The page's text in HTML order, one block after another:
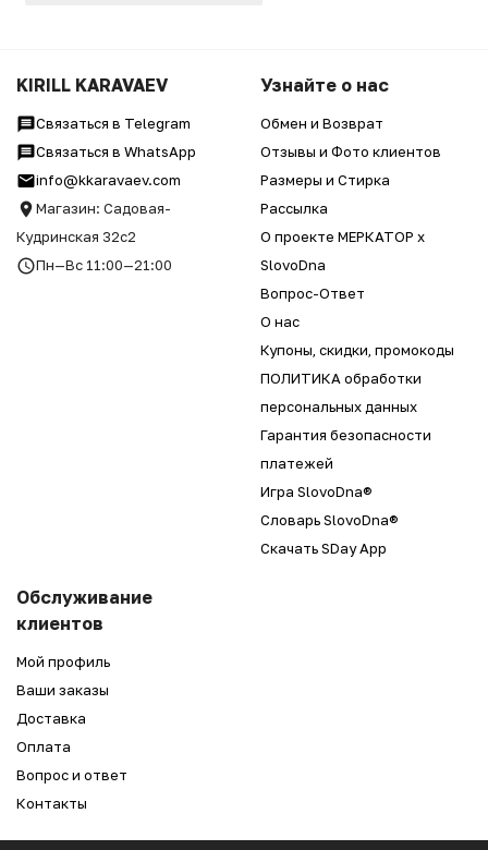
KIRILL KARAVAEV
Связаться в Telegram
Связаться в WhatsApp
info@kkaravaev.com
Магазин: Садовая-
Кудринская 32с2
Пн—Вс 11:00—21:00
Узнайте о нас
Обмен и Возврат
Отзывы и Фото клиентов
Размеры и Стирка
Рассылка
О проекте МЕРКАТОР x
SlovoDna
Вопрос-Ответ
О нас
Купоны, скидки, промокоды
ПОЛИТИКА обработки
персональных данных
Гарантия безопасности
платежей
Игра SlovoDna®
Словарь SlovoDna®
Скачать SDay App
Обслуживание
клиентов
Мой профиль
Ваши заказы
Доставка
Оплата
Вопрос и ответ
Контакты